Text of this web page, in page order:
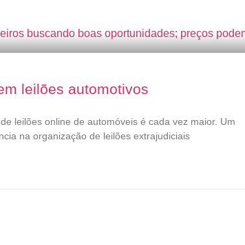
leilões automotivos
leilões online de automóveis é cada vez maior. Um
na organização de leilões extrajudiciais